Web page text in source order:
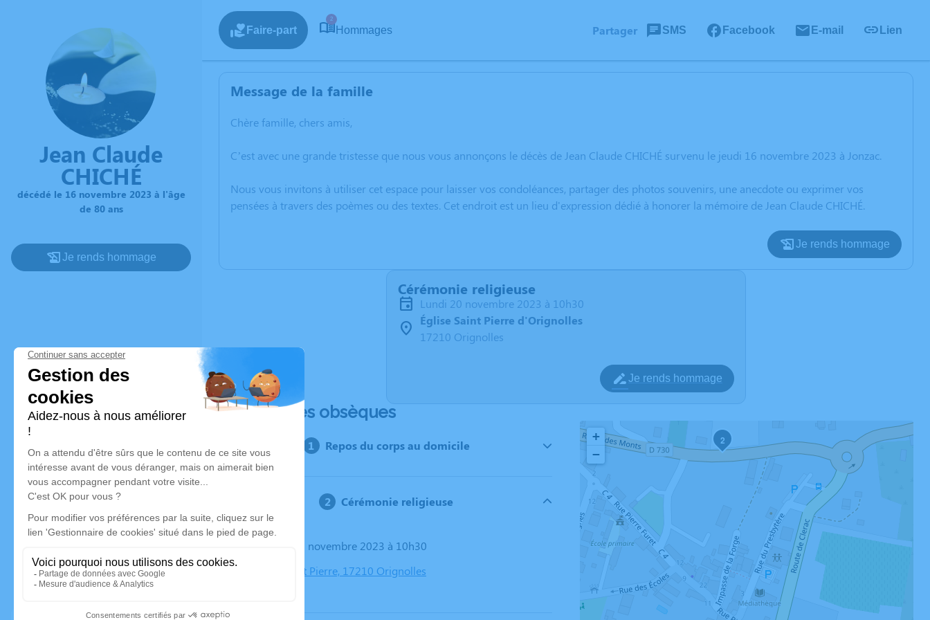
Jean Claude
CHICHÉ
décédé le 16 novembre 2023 à l'âge
de 80 ans
Je rends hommage
Faire-part
2
Hommages Partager SMS Facebook E-mail Lien
Message de la famille
Chère famille, chers amis,
C’est avec une grande tristesse que nous vous annonçons le décès de Jean Claude CHICHÉ survenu le jeudi 16 novembre 2023 à Jonzac.
Nous vous invitons à utiliser cet espace pour laisser vos condoléances, partager des photos souvenirs, une anecdote ou exprimer vos
pensées à travers des poèmes ou des textes. Cet endroit est un lieu d'expression dédié à honorer la mémoire de Jean Claude CHICHÉ.
Je rends hommage
Cérémonie religieuse
lundi 20 novembre 2023 à 10h30
Église Saint Pierre d'Orignolles
17210 Orignolles
Je rends hommage
Déroulé des obsèques
Repos du corps au domicile
Cérémonie religieuse
Le lundi 20 novembre 2023 à 10h30
Église Saint Pierre, 17210 Orignolles
2
+
−